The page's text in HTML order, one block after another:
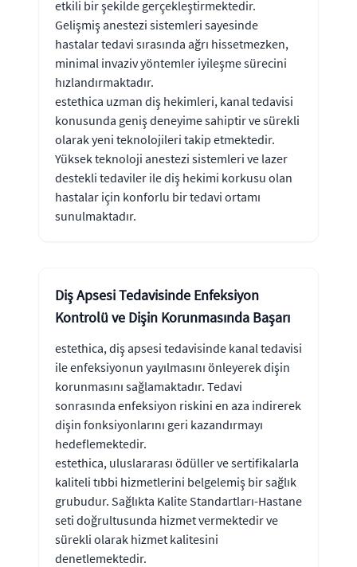
etkili bir şekilde gerçekleştirmektedir.
Gelişmiş anestezi sistemleri sayesinde
hastalar tedavi sırasında ağrı hissetmezken,
minimal invaziv yöntemler iyileşme sürecini
hızlandırmaktadır.
estethica uzman diş hekimleri, kanal tedavisi
konusunda geniş deneyime sahiptir ve sürekli
olarak yeni teknolojileri takip etmektedir.
Yüksek teknoloji anestezi sistemleri ve lazer
destekli tedaviler ile diş hekimi korkusu olan
hastalar için konforlu bir tedavi ortamı
sunulmaktadır.
Diş Apsesi Tedavisinde Enfeksiyon
Kontrolü ve Dişin Korunmasında Başarı
estethica, diş apsesi tedavisinde kanal tedavisi
ile enfeksiyonun yayılmasını önleyerek dişin
korunmasını sağlamaktadır. Tedavi
sonrasında enfeksiyon riskini en aza indirerek
dişin fonksiyonlarını geri kazandırmayı
hedeflemektedir.
estethica, uluslararası ödüller ve sertifikalarla
kaliteli tıbbi hizmetlerini belgelemiş bir sağlık
grubudur. Sağlıkta Kalite Standartları-Hastane
seti doğrultusunda hizmet vermektedir ve
sürekli olarak hizmet kalitesini
denetlemektedir.